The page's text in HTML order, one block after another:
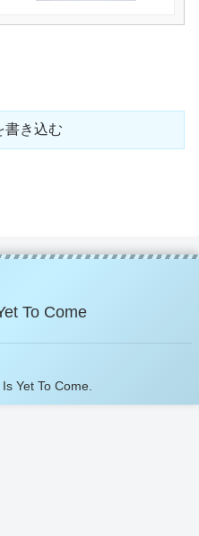
書き込む
To Come
Yet To Come.